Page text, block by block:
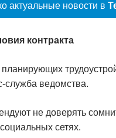
актуальные новости в
контракта
служба ведомства.
не доверять
сетях.